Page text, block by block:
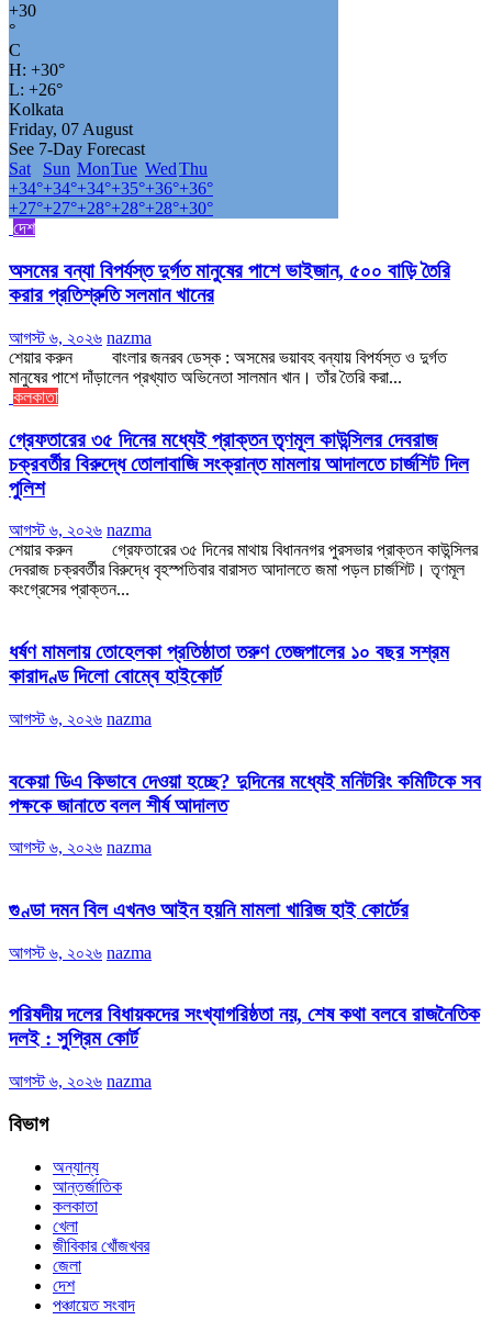
+30
°
C
H: +30°
L: +26°
Kolkata
Friday, 07 August
See 7-Day Forecast
Sat
Sun MonTue WedThu
+34°+34°+34°+35°+36°+36°
+27°+27°+28°+28°+28°+30°
দেশ
অসমের বন্যা বিপর্যস্ত দুর্গত মানুষের পাশে ভাইজান, ৫০০ বাড়ি তৈরি
করার প্রতিশ্রুতি সলমান খানের
আগস্ট ৬, ২০২৬ nazma
শেয়ার করুন বাংলার জনরব ডেস্ক : অসমের ভয়াবহ বন্যায় বিপর্যস্ত ও দুর্গত
মানুষের পাশে দাঁড়ালেন প্রখ্যাত অভিনেতা সালমান খান। তাঁর তৈরি করা...
কলকাতা
গ্রেফতারের ৩৫ দিনের মধ্যেই প্রাক্তন তৃণমূল কাউন্সিলর দেবরাজ
চক্রবর্তীর বিরুদ্ধে তোলাবাজি সংক্রান্ত মামলায় আদালতে চার্জশিট দিল
পুলিশ
আগস্ট ৬, ২০২৬ nazma
শেয়ার করুন গ্রেফতারের ৩৫ দিনের মাথায় বিধাননগর পুরসভার প্রাক্তন কাউন্সিলর
দেবরাজ চক্রবর্তীর বিরুদ্ধে বৃহস্পতিবার বারাসত আদালতে জমা পড়ল চার্জশিট। তৃণমূল
কংগ্রেসের প্রাক্তন...
ধর্ষণ মামলায় তোহেলকা প্রতিষ্ঠাতা তরুণ তেজপালের ১০ বছর সশ্রম
কারাদণ্ড দিলো বোম্বে হাইকোর্ট
আগস্ট ৬, ২০২৬ nazma
বকেয়া ডিএ কিভাবে দেওয়া হচ্ছে? দুদিনের মধ্যেই মনিটরিং কমিটিকে সব
পক্ষকে জানাতে বলল শীর্ষ আদালত
আগস্ট ৬, ২০২৬ nazma
গুণ্ডা দমন বিল এখনও আইন হয়নি মামলা খারিজ হাই কোর্টের
আগস্ট ৬, ২০২৬ nazma
পরিষদীয় দলের বিধায়কদের সংখ্যাগরিষ্ঠতা নয়, শেষ কথা বলবে রাজনৈতিক
দলই : সুপ্রিম কোর্ট
আগস্ট ৬, ২০২৬ nazma
বিভাগ
অন্যান্য
আন্তর্জাতিক
কলকাতা
খেলা
জীবিকার খোঁজখবর
জেলা
দেশ
পঞ্চায়েত সংবাদ